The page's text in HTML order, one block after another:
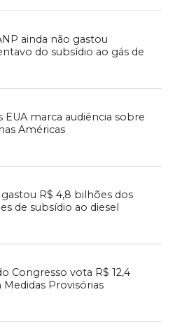
ainda não gastou
do subsídio ao gás de
EUA marca audiência sobre
Américas
R$ 4,8 bilhões dos
de subsídio ao diesel
Congresso vota R$ 12,4
Provisórias